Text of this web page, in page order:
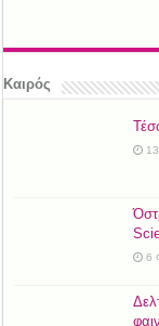
Καιρός
6